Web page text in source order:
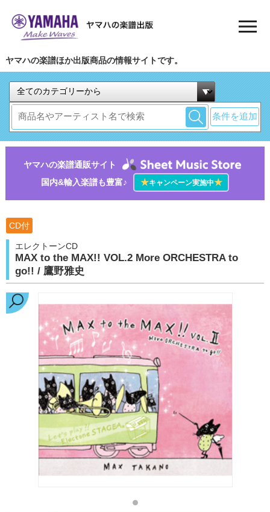
ヤマハの楽譜ほか出版商品の情報サイトです。
条件を追加
ヤマハの楽譜通販サイト
国内&輸入楽譜も豊富♪
★キャンペーン実施中★
CD付
エレクトーンCD
MAX to the MAX!! VOL.2 More ORCHESTRA to
go!! / 鷹野雅史